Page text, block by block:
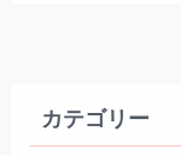
カテゴリー